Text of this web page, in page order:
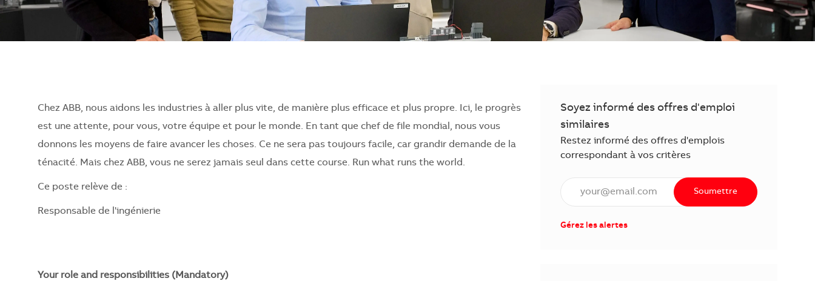
Chez ABB, nous aidons les industries à aller plus vite, de manière plus efficace et plus propre. Ici, le progrès
est une attente, pour vous, votre équipe et pour le monde. En tant que chef de file mondial, nous vous
donnons les moyens de faire avancer les choses. Ce ne sera pas toujours facile, car grandir demande de la
ténacité. Mais chez ABB, vous ne serez jamais seul dans cette course. Run what runs the world.
Ce poste relève de :
Responsable de l'ingénierie
Your role and responsibilities (Mandatory)
Soyez informé des offres d'emploi
similaires
Restez informé des offres d'emplois
correspondant à vos critères
Saisissez l'adresse courriel (obligatoire)
Soumettre
Gérez les alertes